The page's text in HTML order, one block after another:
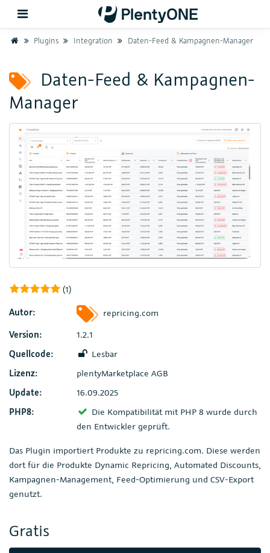
Zurück
Support
Einrichtung
Hardware
HomePlugins Integration Daten-Feed & Kampagnen-Manager
Daten-Feed & Kampagnen-
Manager
(1)
Autor:
repricing.com
Version:
1.2.1
Quellcode:
Lesbar
Lizenz:
plentyMarketplace AGB
Update:
16.09.2025
PHP8:
Die Kompatibilität mit PHP 8 wurde durch
den Entwickler geprüft.
Das Plugin importiert Produkte zu repricing.com. Diese werden
dort für die Produkte Dynamic Repricing, Automated Discounts,
Kampagnen-Management, Feed-Optimierung und CSV-Export
genutzt.
Gratis